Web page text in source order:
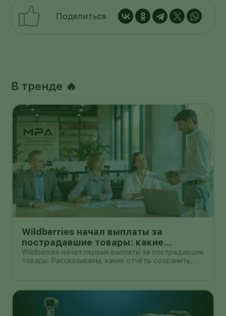
Поделиться
В тренде 🔥
Wildberries начал выплаты за
пострадавшие товары: какие
документы собрать и чем поможет
АПМ
Wildberries начал первые выплаты за пострадавшие
товары. Рассказываем, какие отчёты сохранить,